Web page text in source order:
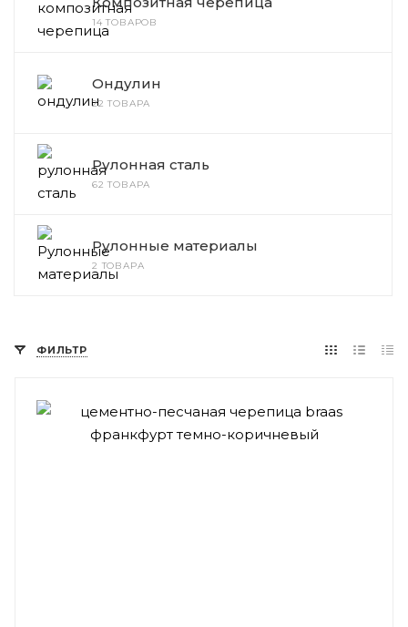
14 ТОВАРОВ
Ондулин
22 ТОВАРА
Рулонная сталь
62 ТОВАРА
Рулонные материалы
2 ТОВАРА
ФИЛЬТР